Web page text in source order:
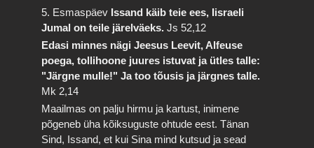
5. Esmaspäev Issand käib teie ees, Iisraeli
Jumal on teile järelväeks.Js 52,12
Edasi minnes nägi Jeesus Leevit, Alfeuse
poega, tollihoone juures istuvat ja ütles talle:
"Järgne mulle!" Ja too tõusis ja järgnes talle.
Mk 2,14
Maailmas on palju hirmu ja kartust, inimene
põgeneb üha kõiksuguste ohtude eest. Tänan
Sind, Issand, et kui Sina mind kutsud ja sead